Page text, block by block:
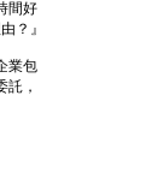
間好
？』
業包
託，